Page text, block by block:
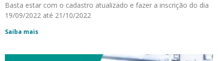
Basta estar com o cadastro atualizado e fazer a inscrição do dia
19/09/2022 até 21/10/2022
Saiba mais